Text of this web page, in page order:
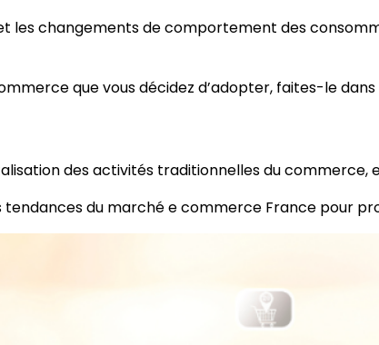
les changements de comportement des
que vous décidez d’adopter, faites-le
des activités traditionnelles du
tendances du marché e commerce France pour